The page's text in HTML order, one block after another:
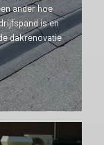
ander hoe
is en
dakrenovatie